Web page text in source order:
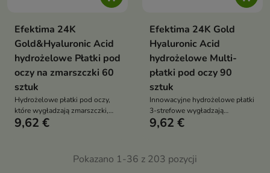
Efektima 24K
Gold&Hyaluronic Acid
hydrożelowe Płatki pod
oczy na zmarszczki 60
sztuk
Hydrożelowe płatki pod oczy,
które wygładzają zmarszczki,
intensywnie nawilżają i redukują
9,62 €
Efektima 24K Gold
Hyaluronic Acid
hydrożelowe Multi-
płatki pod oczy 90
sztuk
Innowacyjne hydrożelowe płatki
3-strefowe wygładzają
zmarszczki, nawilżają i
obszarach: pod oczami, na lwiej
zmarszczce i wokół ust
9,62 €
Pokazano 1-36 z 203 pozycji